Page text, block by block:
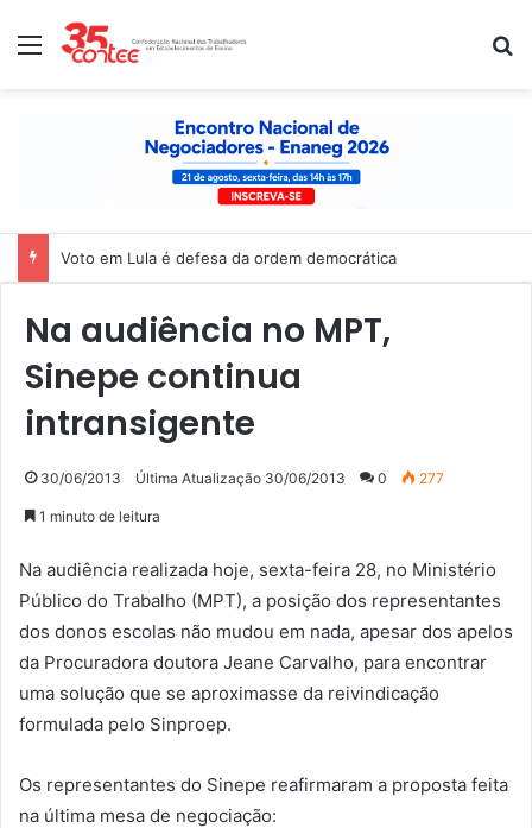
Menu
Voto em Lula é defesa da ordem democrática
Na audiência no MPT,
Sinepe continua
intransigente
30/06/2013 Última Atualização 30/06/2013 0 277
1 minuto de leitura
Na audiência realizada hoje, sexta-feira 28, no Ministério
Público do Trabalho (MPT), a posição dos representantes
dos donos escolas não mudou em nada, apesar dos apelos
da Procuradora doutora Jeane Carvalho, para encontrar
uma solução que se aproximasse da reivindicação
formulada pelo Sinproep.
Os representantes do Sinepe reafirmaram a proposta feita
na última mesa de negociação: